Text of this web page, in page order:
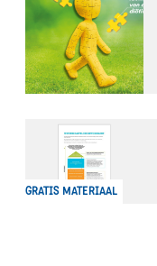
GRATIS MATERIAAL